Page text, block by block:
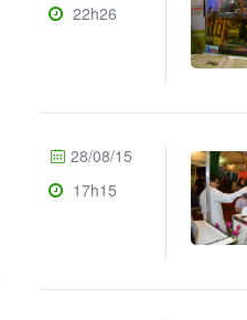
22h26
28/08/15
17h15